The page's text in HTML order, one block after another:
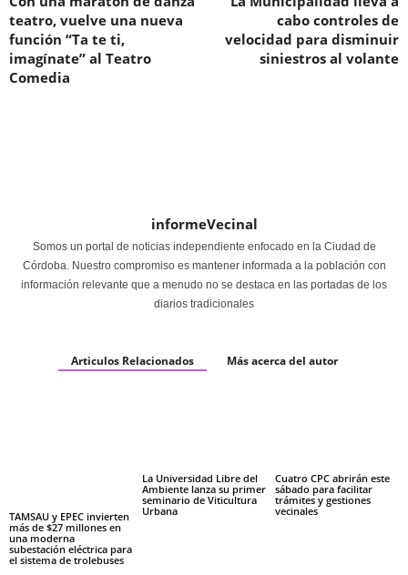
teatro, vuelve una nueva
función “Ta te ti,
imagínate” al Teatro
Comedia
cabo controles de
velocidad para disminuir
siniestros al volante
informeVecinal
Somos un portal de noticias independiente enfocado en la Ciudad de
Córdoba. Nuestro compromiso es mantener informada a la población con
información relevante que a menudo no se destaca en las portadas de los
diarios tradicionales
Articulos Relacionados Más acerca del autor
TAMSAU y EPEC invierten
más de $27 millones en
una moderna
subestación eléctrica para
el sistema de trolebuses
La Universidad Libre del
Ambiente lanza su primer
seminario de Viticultura
Urbana
Cuatro CPC abrirán este
sábado para facilitar
trámites y gestiones
vecinales